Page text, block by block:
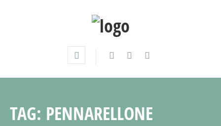
TAG: PENNARELLONE